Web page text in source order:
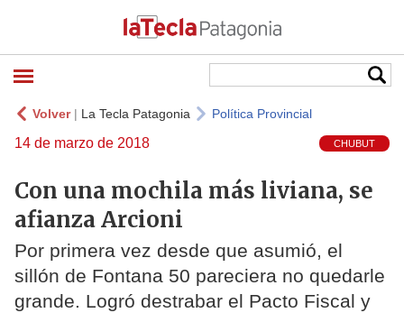
Volver| La Tecla Patagonia Política Provincial
14 de marzo de 2018 CHUBUT
Con una mochila más liviana, se
afianza Arcioni
Por primera vez desde que asumió, el
sillón de Fontana 50 pareciera no quedarle
grande. Logró destrabar el Pacto Fiscal y